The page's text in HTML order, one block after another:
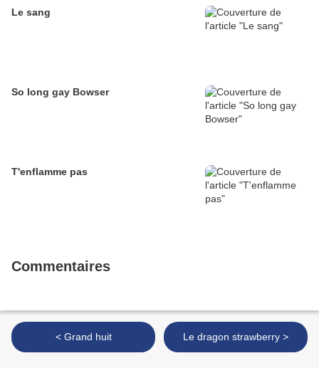
Le sang
So long gay Bowser
T'enflamme pas
Commentaires
< Grand huit Le dragon strawberry >